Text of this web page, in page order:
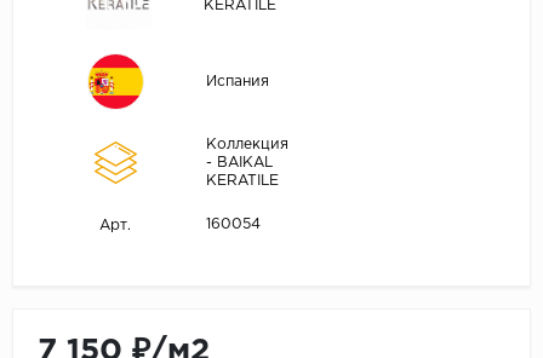
KERATILE
Испания
Коллекция
- BAIKAL
KERATILE
Арт. 160054
7 150 ₽/м2